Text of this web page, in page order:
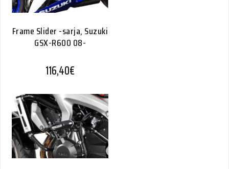
Frame Slider -sarja, Suzuki
GSX-R600 08-
116,40€